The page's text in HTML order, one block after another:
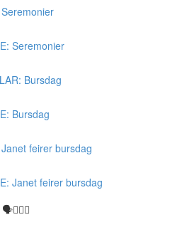
Seremonier
Bursdag
Bursdag
feirer bursdag
Janet feirer bursdag